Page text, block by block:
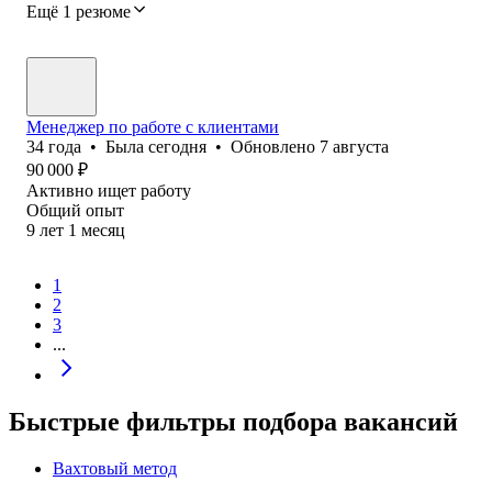
Ещё 1 резюме
Менеджер по работе с клиентами
34 года • Была сегодня • Обновлено 7 августа
90 000 ₽
Активно ищет работу
Общий опыт
9 лет 1 месяц
1
2
3
...
Быстрые фильтры подбора вакансий
Вахтовый метод